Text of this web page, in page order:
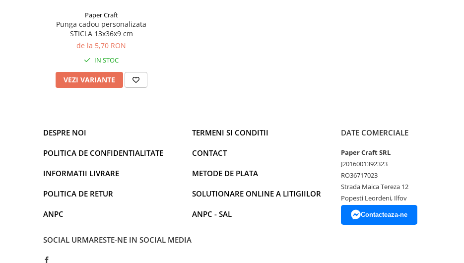
Paper Craft
Punga cadou personalizata
STICLA 13x36x9 cm
de la 5,70 RON
IN STOC
VEZI VARIANTE
DESPRE NOI
POLITICA DE CONFIDENTIALITATE
INFORMATII LIVRARE
POLITICA DE RETUR
ANPC
TERMENI SI CONDITII
CONTACT
METODE DE PLATA
SOLUTIONARE ONLINE A LITIGIILOR
ANPC - SAL
DATE COMERCIALE
Paper Craft SRL
J2016001392323
RO36717023
Strada Maica Tereza 12
Popesti Leordeni, Ilfov
Contacteaza-ne
SOCIAL URMARESTE-NE IN SOCIAL MEDIA